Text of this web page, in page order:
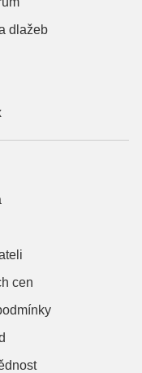
dlažeb
cen